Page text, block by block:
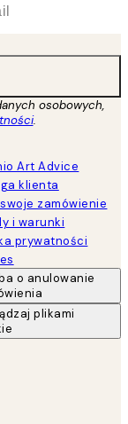
osobowych,
.
Art Advice
klienta
zamówienie
i warunki
prywatności
o anulowanie
plikami